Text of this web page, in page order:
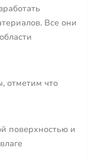
Все они
отметим что
поверхностью и